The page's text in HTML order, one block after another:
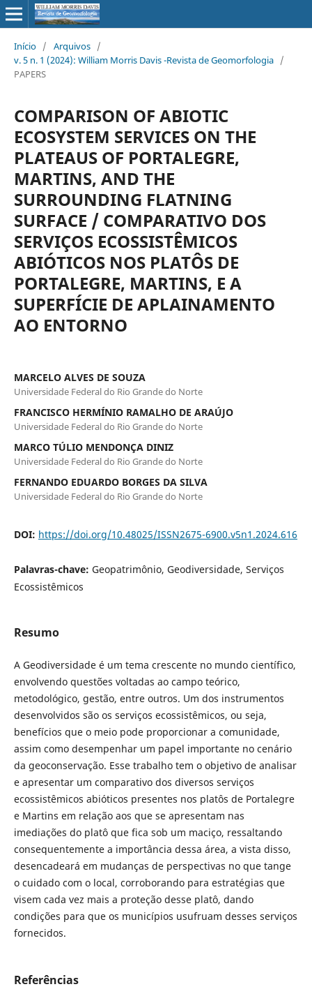
Início / Arquivos /
v. 5 n. 1 (2024): William Morris Davis -Revista de Geomorfologia /
PAPERS
COMPARISON OF ABIOTIC
ECOSYSTEM SERVICES ON THE
PLATEAUS OF PORTALEGRE,
MARTINS, AND THE
SURROUNDING FLATNING
SURFACE / COMPARATIVO DOS
SERVIÇOS ECOSSISTÊMICOS
ABIÓTICOS NOS PLATÔS DE
PORTALEGRE, MARTINS, E A
SUPERFÍCIE DE APLAINAMENTO
AO ENTORNO
MARCELO ALVES DE SOUZA
Universidade Federal do Rio Grande do Norte
FRANCISCO HERMÍNIO RAMALHO DE ARAÚJO
Universidade Federal do Rio Grande do Norte
MARCO TÚLIO MENDONÇA DINIZ
Universidade Federal do Rio Grande do Norte
FERNANDO EDUARDO BORGES DA SILVA
Universidade Federal do Rio Grande do Norte
DOI: https://doi.org/10.48025/ISSN2675-6900.v5n1.2024.616
Palavras-chave: Geopatrimônio, Geodiversidade, Serviços
Ecossistêmicos
Resumo
A Geodiversidade é um tema crescente no mundo científico,
envolvendo questões voltadas ao campo teórico,
metodológico, gestão, entre outros. Um dos instrumentos
desenvolvidos são os serviços ecossistêmicos, ou seja,
benefícios que o meio pode proporcionar a comunidade,
assim como desempenhar um papel importante no cenário
da geoconservação. Esse trabalho tem o objetivo de analisar
e apresentar um comparativo dos diversos serviços
ecossistêmicos abióticos presentes nos platôs de Portalegre
e Martins em relação aos que se apresentam nas
imediações do platô que fica sob um maciço, ressaltando
consequentemente a importância dessa área, a vista disso,
desencadeará em mudanças de perspectivas no que tange
o cuidado com o local, corroborando para estratégias que
visem cada vez mais a proteção desse platô, dando
condições para que os municípios usufruam desses serviços
fornecidos.
Referências